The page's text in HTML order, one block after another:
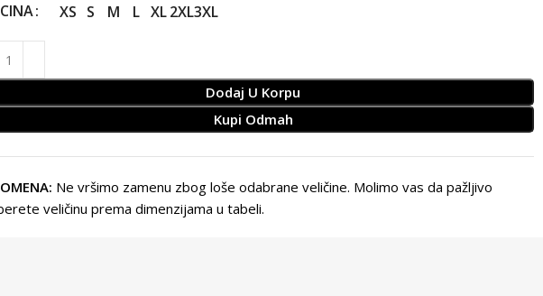
XS S M L XL 2XL3XL
Dodaj U Korpu
Kupi Odmah
Ne vršimo zamenu zbog loše odabrane veličine. Molimo vas da pažljivo
veličinu prema dimenzijama u tabeli.